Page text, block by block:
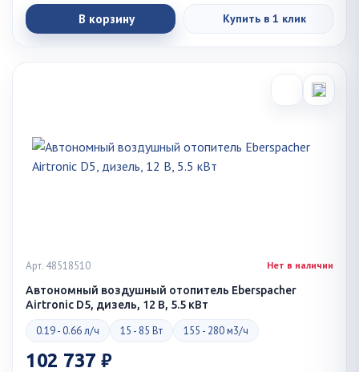
В корзину Купить в 1 клик
Арт. 48518510 Нет в наличии
Автономный воздушный отопитель Eberspacher
Airtronic D5, дизель, 12 В, 5.5 кВт
0.19 - 0.66 л/ч 15 - 85 Вт 155 - 280 м3/ч
102 737 ₽